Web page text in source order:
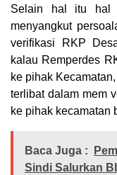
Selain hal itu hal
menyangkut
verifikasi RKP
kalau Remperdes
ke pihak
terlibat dalam mem
ke pihak kecamatan
Baca Juga :
Sindi Salurkan